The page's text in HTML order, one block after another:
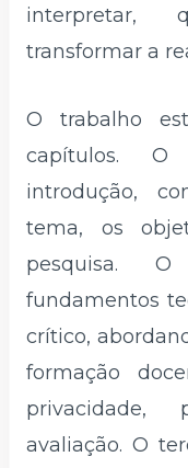
interpretar,
transformar a
O trabalho
capítulos.
introdução,
tema, os
pesquisa.
fundamentos
crítico,
formação
privacidade,
avaliação. O